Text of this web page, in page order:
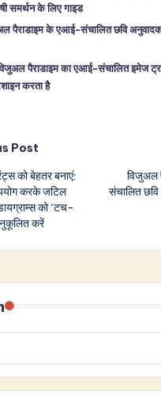
समर्थन के लिए गाइड
पैराडाइम के एआई-संचालित छवि
पैराडाइम का एआई-संचालित इमेज
करता है
Post
को बेहतर बनाएं:
करके जटिल
को ‘टच-
करें
विजुअल
संचालित